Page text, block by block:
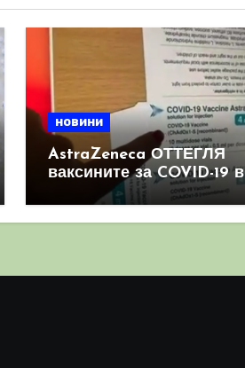
новини
AstraZeneca ОТТЕГЛЯ
ваксините за COVID-19 в
световен мащаб, след
като призна, че те